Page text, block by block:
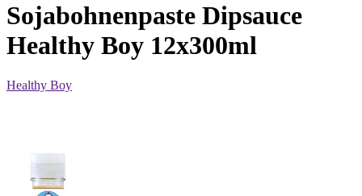
Sojabohnenpaste Dipsauce
Healthy Boy 12x300ml
Healthy Boy